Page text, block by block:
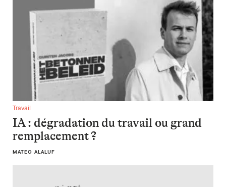
IA : dégradation du travail ou grand remplacement ?
Travail
IA : dégradation du travail ou grand
remplacement ?
MATEO ALALUF